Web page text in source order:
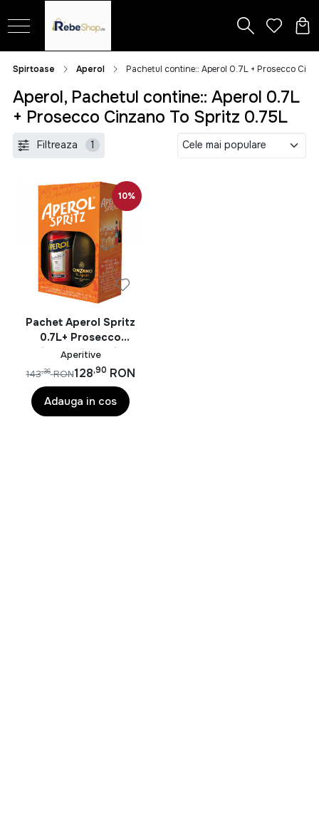
Spirtoase Aperol Pachetul contine:: Aperol 0.7L + Prosecco
Aperol, Pachetul contine:: Aperol 0.7L
+ Prosecco Cinzano To Spritz 0.75L
Filtreaza 1
10%
Pachet Aperol Spritz
0.7L+ Prosecco
Cinzano To Spritz
0.75L
Aperitive
128,90 RON
143,36 RON
Adauga in cos